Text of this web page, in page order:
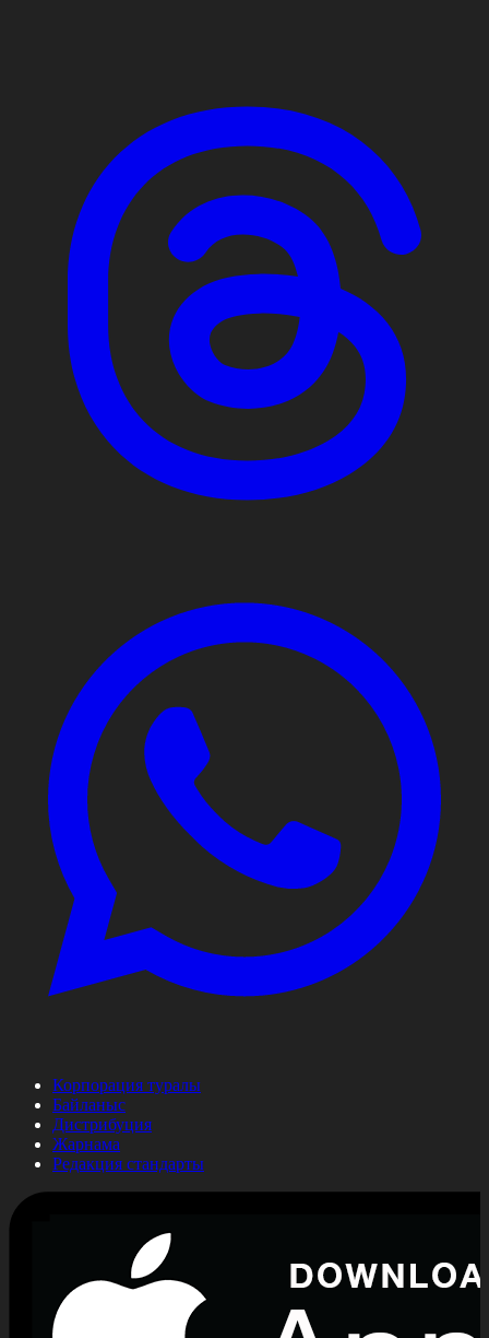
Корпорация туралы
Байланыс
Дистрибуция
Жарнама
Редакция стандарты